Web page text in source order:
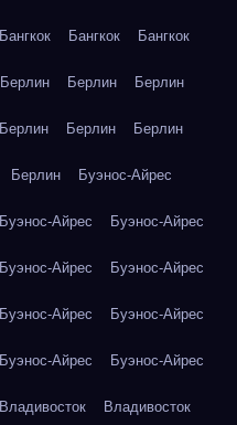
Бангкок Бангкок Бангкок
Берлин Берлин Берлин
Берлин Берлин Берлин
Берлин Буэнос-Айрес
Буэнос-Айрес Буэнос-Айрес
Буэнос-Айрес Буэнос-Айрес
Буэнос-Айрес Буэнос-Айрес
Буэнос-Айрес Буэнос-Айрес
Владивосток Владивосток